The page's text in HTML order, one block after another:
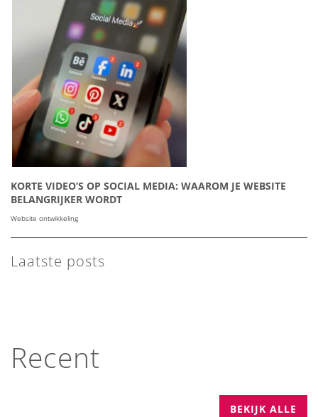
KORTE VIDEO’S OP SOCIAL MEDIA: WAAROM JE WEBSITE
BELANGRIJKER WORDT
Website ontwikkeling
Laatste posts
Recent
BEKIJK ALLE